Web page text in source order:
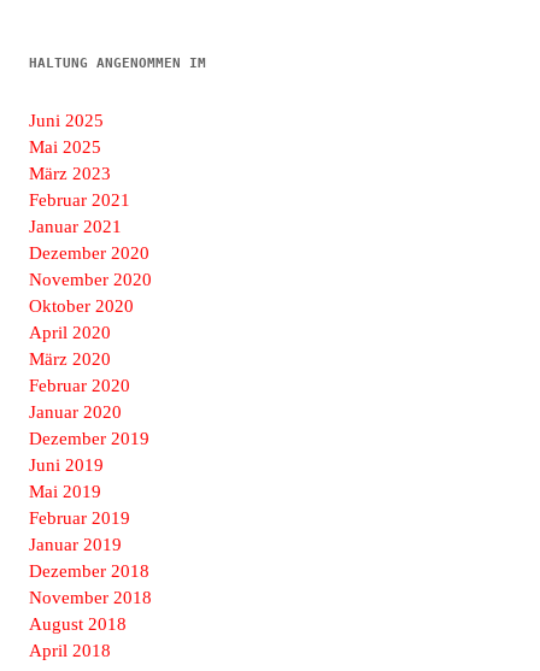
HALTUNG ANGENOMMEN IM
Juni 2025
Mai 2025
März 2023
Februar 2021
Januar 2021
Dezember 2020
November 2020
Oktober 2020
April 2020
März 2020
Februar 2020
Januar 2020
Dezember 2019
Juni 2019
Mai 2019
Februar 2019
Januar 2019
Dezember 2018
November 2018
August 2018
April 2018